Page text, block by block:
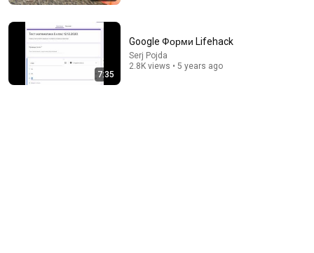
7:35
Google Форми Lifehack
Serj Pojda
2.8K views • 5 years ago